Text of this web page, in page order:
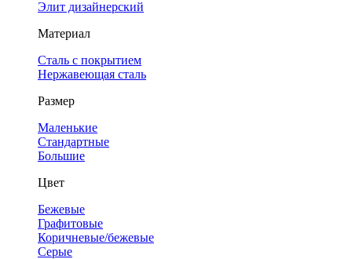
Элит дизайнерский
Материал
Сталь с покрытием
Нержавеющая сталь
Размер
Маленькие
Стандартные
Большие
Цвет
Бежевые
Графитовые
Коричневые/бежевые
Серые